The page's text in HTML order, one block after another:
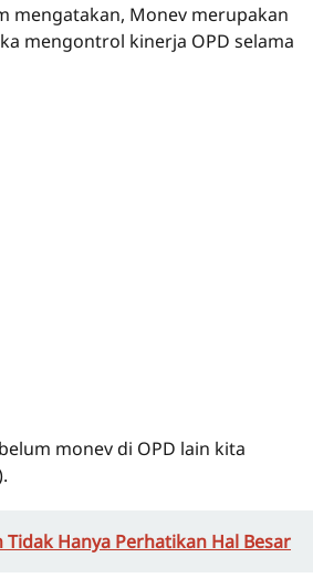
mengatakan, Monev merupakan
mengontrol kinerja OPD selama
monev di OPD lain kita
Hanya Perhatikan Hal Besar